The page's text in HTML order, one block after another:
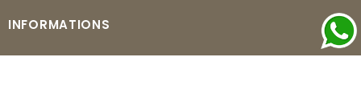
INFORMATIONS